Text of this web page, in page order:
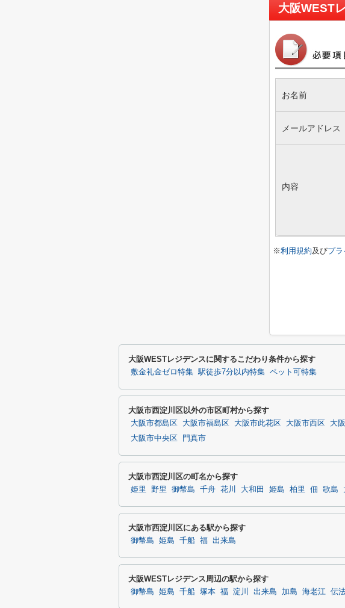
大阪WEST
お名前
メールアドレス
内容
※利用規約及びプラ
大阪WESTレジデンスに関するこだわり条件から探す
敷金礼金ゼロ特集 駅徒歩7分以内特集 ペット可特集
大阪市西淀川区以外の市区町村から探す
大阪市都島区 大阪市福島区 大阪市此花区 大阪市西区 大
大阪市中央区
門真市
大阪市西淀川区の町名から探す
姫里 野里 御幣島 千舟 花川 大和田 姫島 柏里 佃 歌島
大阪市西淀川区にある駅から探す
御幣島 姫島 千船 福 出来島
大阪WESTレジデンス周辺の駅から探す
御幣島 姫島 千船 塚本 福 淀川 出来島 加島 海老江 伝